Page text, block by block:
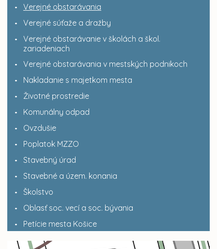
Verejné obstarávania
Verejné súťaže a dražby
Verejné obstarávanie v školách a škol.
zariadeniach
Verejné obstarávania v mestských podnikoch
Nakladanie s majetkom mesta
Životné prostredie
Komunálny odpad
Ovzdušie
Poplatok MZZO
Stavebný úrad
Stavebné a územ. konania
Školstvo
Oblasť soc. vecí a soc. bývania
Petície mesta Košice